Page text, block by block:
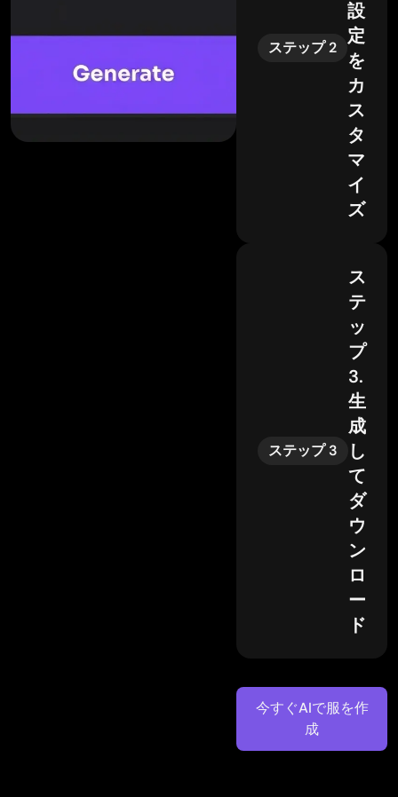
ステップ 2
設
定
を
カ
ス
タ
マ
イ
ズ
ステップ 3
ス
テ
ッ
プ
3.
生
成
し
て
ダ
ウ
ン
ロ
ー
ド
今すぐAIで服を作
成